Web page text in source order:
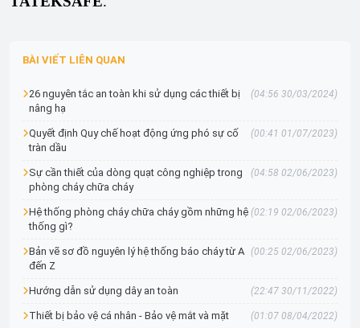
BÀI VIẾT LIÊN QUAN
26 nguyên tắc an toàn khi sử dụng các thiết bị
nâng hạ
(04:56 30/03/2024)
Quyết định Quy chế hoạt động ứng phó sự cố
tràn dầu
(00:41 01/07/2023)
Sự cần thiết của dòng quạt công nghiệp trong
phòng cháy chữa cháy
(04:58 02/06/2023)
Hệ thống phòng cháy chữa cháy gồm những hệ
thống gì?
(02:19 02/06/2023)
Bản vẽ sơ đồ nguyên lý hệ thống báo cháy từ A
đến Z
(00:25 02/06/2023)
Hướng dẫn sử dụng dây an toàn (22:47 30/11/2022)
Thiết bị bảo vệ cá nhân - Bảo vệ mắt và mặt (01:07 08/04/2022)